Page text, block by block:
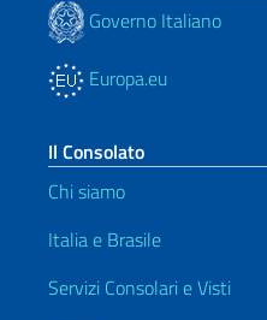
Governo Italiano
Europa.eu
Il Consolato
Chi siamo
Italia e Brasile
Servizi Consolari e Visti